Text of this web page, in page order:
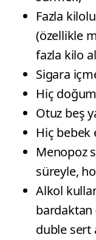
Fazla
(özellikle
fazla kilo
Sigara
Hiç
Otuz beş
Hiç
Menopoz
süreyle,
Alkol
bardaktan
duble sert